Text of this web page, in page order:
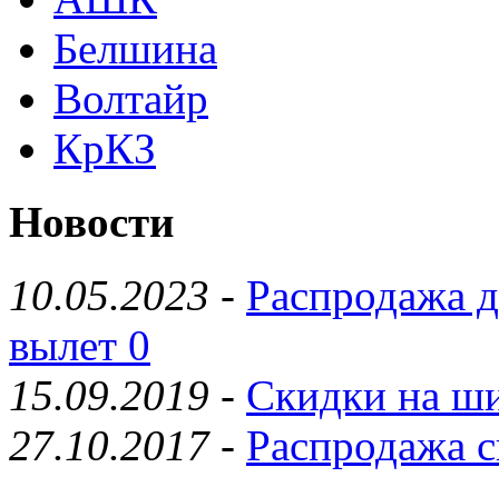
Белшина
Волтайр
КрКЗ
Новости
10.05.2023 - Распродажа
вылет 0
15.09.2019 - Скидки на
27.10.2017- Распродажа